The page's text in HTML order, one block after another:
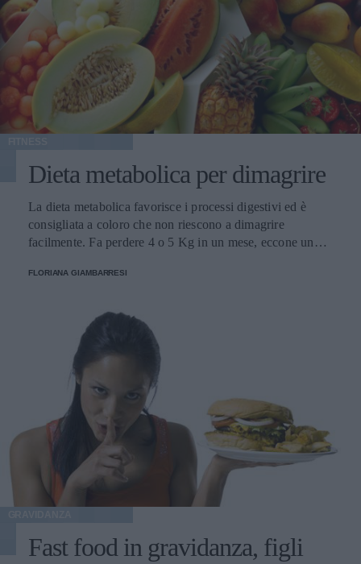
Dieta metabolica per dimagrire
La dieta metabolica favorisce i processi digestivi ed è
consigliata a coloro che non riescono a dimagrire
facilmente. Fa perdere 4 o 5 Kg in un mese, eccone un
FLORIANA GIAMBARRESI
Fast food in gravidanza, figli